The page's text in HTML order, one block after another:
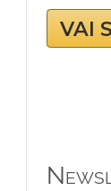
VAI